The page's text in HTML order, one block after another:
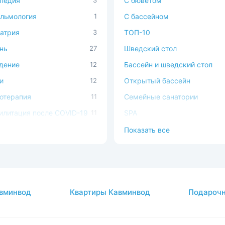
1
3
27
12
12
11
после COVID-19 11
1
С бассейном
ТОП-10
Шведский стол
Бассейн и шведский стол
Открытый бассейн
Семейные санатории
SPA
В окружении леса
Показать все
Квартиры Кавминвод